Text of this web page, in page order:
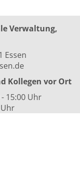
Verwaltung,
Essen
Kollegen vor Ort
15:00 Uhr